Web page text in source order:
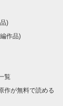
)
作品)
覧
作が無料で読める